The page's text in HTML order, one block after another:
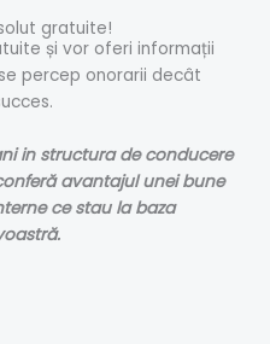
gratuite!
și vor oferi informații
percep onorarii decât
in structura de conducere
avantajul unei bune
ce stau la baza